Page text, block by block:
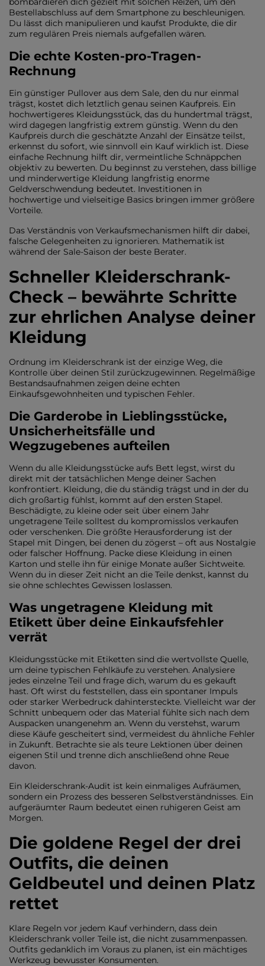
Bestellabschluss auf dem Smartphone zu beschleunigen.
Du lässt dich manipulieren und kaufst Produkte, die dir
zum regulären Preis niemals aufgefallen wären.
Die echte Kosten-pro-Tragen-
Rechnung
Ein günstiger Pullover aus dem Sale, den du nur einmal
trägst, kostet dich letztlich genau seinen Kaufpreis. Ein
hochwertigeres Kleidungsstück, das du hundertmal trägst,
wird dagegen langfristig extrem günstig. Wenn du den
Kaufpreis durch die geschätzte Anzahl der Einsätze teilst,
erkennst du sofort, wie sinnvoll ein Kauf wirklich ist. Diese
einfache Rechnung hilft dir, vermeintliche Schnäppchen
objektiv zu bewerten. Du beginnst zu verstehen, dass billige
und minderwertige Kleidung langfristig enorme
Geldverschwendung bedeutet. Investitionen in
hochwertige und vielseitige Basics bringen immer größere
Vorteile.
Das Verständnis von Verkaufsmechanismen hilft dir dabei,
falsche Gelegenheiten zu ignorieren. Mathematik ist
während der Sale-Saison der beste Berater.
Schneller Kleiderschrank-
Check – bewährte Schritte
zur ehrlichen Analyse deiner
Kleidung
Ordnung im Kleiderschrank ist der einzige Weg, die
Kontrolle über deinen Stil zurückzugewinnen. Regelmäßige
Bestandsaufnahmen zeigen deine echten
Einkaufsgewohnheiten und typischen Fehler.
Die Garderobe in Lieblingsstücke,
Unsicherheitsfälle und
Wegzugebenes aufteilen
Wenn du alle Kleidungsstücke aufs Bett legst, wirst du
direkt mit der tatsächlichen Menge deiner Sachen
konfrontiert. Kleidung, die du ständig trägst und in der du
dich großartig fühlst, kommt auf den ersten Stapel.
Beschädigte, zu kleine oder seit über einem Jahr
ungetragene Teile solltest du kompromisslos verkaufen
oder verschenken. Die größte Herausforderung ist der
Stapel mit Dingen, bei denen du zögerst – oft aus Nostalgie
oder falscher Hoffnung. Packe diese Kleidung in einen
Karton und stelle ihn für einige Monate außer Sichtweite.
Wenn du in dieser Zeit nicht an die Teile denkst, kannst du
sie ohne schlechtes Gewissen loslassen.
Was ungetragene Kleidung mit
Etikett über deine Einkaufsfehler
verrät
Kleidungsstücke mit Etiketten sind die wertvollste Quelle,
um deine typischen Fehlkäufe zu verstehen. Analysiere
jedes einzelne Teil und frage dich, warum du es gekauft
hast. Oft wirst du feststellen, dass ein spontaner Impuls
oder starker Werbedruck dahintersteckte. Vielleicht war der
Schnitt unbequem oder das Material fühlte sich nach dem
Auspacken unangenehm an. Wenn du verstehst, warum
diese Käufe gescheitert sind, vermeidest du ähnliche Fehler
in Zukunft. Betrachte sie als teure Lektionen über deinen
eigenen Stil und trenne dich anschließend ohne Reue
davon.
Ein Kleiderschrank-Audit ist kein einmaliges Aufräumen,
sondern ein Prozess des besseren Selbstverständnisses. Ein
aufgeräumter Raum bedeutet einen ruhigeren Geist am
Morgen.
Die goldene Regel der drei
Outfits, die deinen
Geldbeutel und deinen Platz
rettet
Klare Regeln vor jedem Kauf verhindern, dass dein
Kleiderschrank voller Teile ist, die nicht zusammenpassen.
Outfits gedanklich im Voraus zu planen, ist ein mächtiges
Werkzeug bewusster Konsumenten.